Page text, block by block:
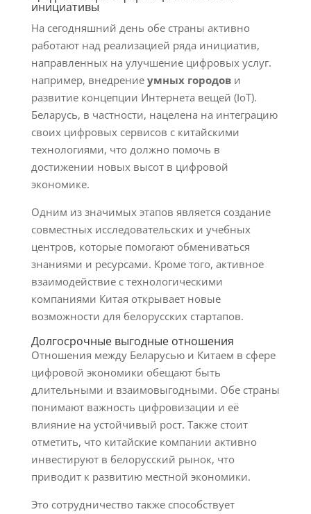
инициативы
На сегодняшний день обе страны активно
работают над реализацией ряда инициатив,
направленных на улучшение цифровых услуг.
например, внедрение умных городови
развитие концепции Интернета вещей (IoT).
Беларусь, в частности, нацелена на интеграцию
своих цифровых сервисов с китайскими
технологиями, что должно помочь в
достижении новых высот в цифровой
экономике.
Одним из значимых этапов является создание
совместных исследовательских и учебных
центров, которые помогают обмениваться
знаниями и ресурсами. Кроме того, активное
взаимодействие с технологическими
компаниями Китая открывает новые
возможности для белорусских стартапов.
Долгосрочные выгодные отношения
Отношения между Беларусью и Китаем в сфере
цифровой экономики обещают быть
длительными и взаимовыгодными. Обе страны
понимают важность цифровизации и её
влияние на устойчивый рост. Также стоит
отметить, что китайские компании активно
инвестируют в белорусский рынок, что
приводит к развитию местной экономики.
Это сотрудничество также способствует